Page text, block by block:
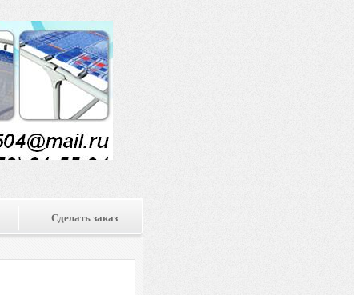
Сделать заказ